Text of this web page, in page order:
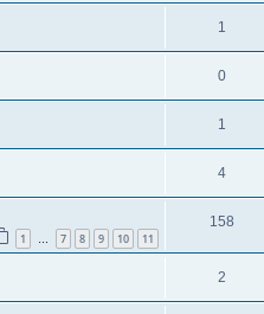
1
0
1
4
1 … 7 8 9 10 11
158
2